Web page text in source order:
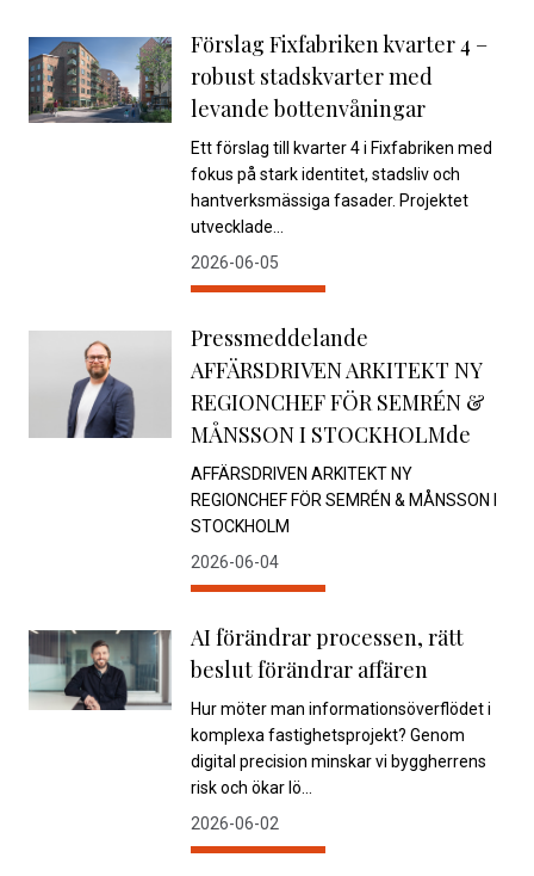
Förslag Fixfabriken kvarter 4 –
robust stadskvarter med
levande bottenvåningar
Ett förslag till kvarter 4 i Fixfabriken med
fokus på stark identitet, stadsliv och
hantverksmässiga fasader. Projektet
utvecklade...
2026-06-05
Pressmeddelande
AFFÄRSDRIVEN ARKITEKT NY
REGIONCHEF FÖR SEMRÉN &
MÅNSSON I STOCKHOLMde
AFFÄRSDRIVEN ARKITEKT NY
REGIONCHEF FÖR SEMRÉN & MÅNSSON I
STOCKHOLM
2026-06-04
AI förändrar processen, rätt
beslut förändrar affären
Hur möter man informationsöverflödet i
komplexa fastighetsprojekt? Genom
digital precision minskar vi byggherrens
risk och ökar lö...
2026-06-02